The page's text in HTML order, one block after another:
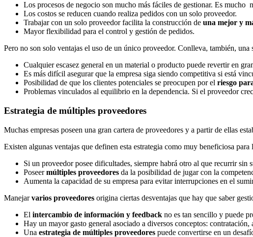
Los procesos de negocio son mucho más fáciles de gestionar. Es
Los costos se reducen cuando realiza pedidos con un solo proveedor.
Trabajar con un solo proveedor facilita la construcción de una mejor y
Mayor flexibilidad para el control y gestión de pedidos.
Pero no son solo ventajas el uso de un único proveedor. Conlleva, también, una
Cualquier escasez general en un material o producto puede revertir en
Es más difícil asegurar que la empresa siga siendo competitiva si está
Posibilidad de que los clientes potenciales se preocupen por el riesgo
Problemas vinculados al equilibrio en la dependencia. Si el proveedor
Estrategia de múltiples proveedores
Muchas empresas poseen una gran cartera de proveedores y a partir de ellas
Existen algunas ventajas que definen esta estrategia como muy beneficiosa para
Si un proveedor posee dificultades, siempre habrá otro al que recurrir sin
Poseermúltiples proveedores da la posibilidad de jugar con la
Aumenta la capacidad de su empresa para evitar interrupciones en el
Manejarvarios proveedores origina ciertas desventajas que hay que saber
El intercambio de información y feedback no es tan sencillo y puede
Hay un mayor gasto general asociado a diversos conceptos:
Una estrategia de múltiples proveedores puede convertirse en un